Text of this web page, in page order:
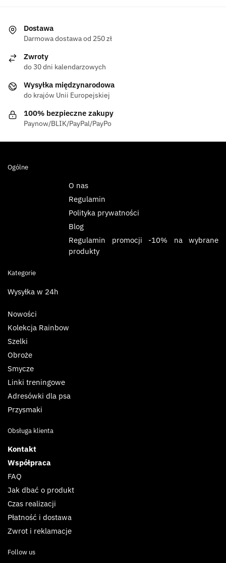
Dostawa
Darmowa dostawa od 250 zł
Zwroty
do 30 dni kalendarzowych
Wysyłka międzynarodowa
do krajów Unii Europejskiej
100% bezpieczne zakupy
Paynow/BLIK/PayPal/PayPo
Ogólne
O nas
Regulamin
Polityka prywatności
Blog
Regulamin promocji -10% na wybrane
produkty
Kategorie
Wysyłka w 24h
Nowości
Kolekcja Rainbow
Szelki
Obroże
Smycze
Linki treningowe
Adresówki dla psa
Przysmaki
Obsługa klienta
Kontakt
Współpraca
FAQ
Jak dbać o produkt
Czas realizacji
Płatność i dostawa
Zwrot i reklamacje
Follow us